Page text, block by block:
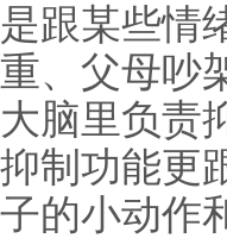
是跟某些情
重、父母吵
大脑里负责
抑制功能更
子的小动作